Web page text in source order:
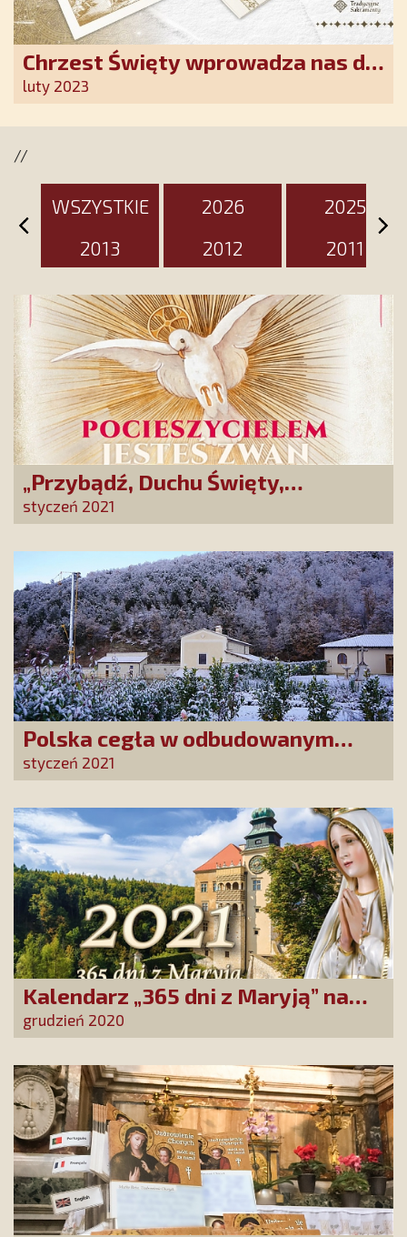
Chrzest Święty wprowadza nas do
wspólnoty Kościoła. Nasz pakiet
luty 2023
//
WSZYSTKIE 2026
2025
2013
2012 2011
„Przybądź, Duchu Święty,
pocieszycielu” – szczególna
kampania na trudny czas
styczeń 2021
Polska cegła w odbudowanym
kościele benedyktynów w Nursji
styczeń 2021
Kalendarz „365 dni z Maryją” na
2021 rok
grudzień 2020